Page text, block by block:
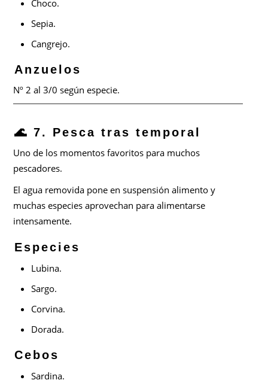
Choco.
Sepia.
Cangrejo.
Anzuelos
Nº 2 al 3/0 según especie.
🌊 7. Pesca tras temporal
Uno de los momentos favoritos para muchos
pescadores.
El agua removida pone en suspensión alimento y
muchas especies aprovechan para alimentarse
intensamente.
Especies
Lubina.
Sargo.
Corvina.
Dorada.
Cebos
Sardina.